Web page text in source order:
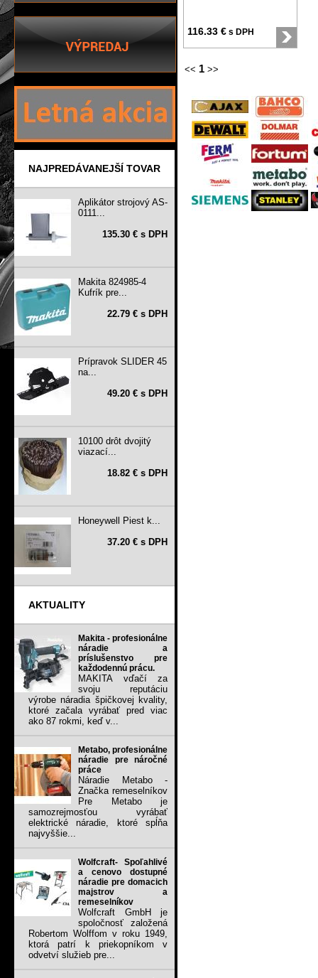
NAJPREDÁVANEJŠÍ TOVAR
Aplikátor strojový AS-
0111...
135.30 € s DPH
Makita 824985-4
Kufrík pre...
22.79 € s DPH
Prípravok SLIDER 45
na...
49.20 € s DPH
10100 drôt dvojitý
viazací...
18.82 € s DPH
Honeywell Piest k...
37.20 € s DPH
AKTUALITY
Makita - profesionálne
náradie a
príslušenstvo pre
každodennú prácu.
MAKITA vďačí za
svoju reputáciu
výrobe náradia špičkovej kvality,
ktoré začala vyrábať pred viac
ako 87 rokmi, keď v...
Metabo, profesionálne
náradie pre náročné
práce
Náradie Metabo -
Značka remeselníkov
Pre Metabo je
samozrejmosťou vyrábať
elektrické náradie, ktoré spĺňa
najvyššie...
Wolfcraft- Spoľahlivé
a cenovo dostupné
náradie pre domacich
majstrov a
remeselníkov
Wolfcraft GmbH je
spoločnosť založená
Robertom Wolffom v roku 1949,
ktorá patrí k priekopníkom v
odvetví služieb pre...
116.33 € s DPH
<< 1 >>